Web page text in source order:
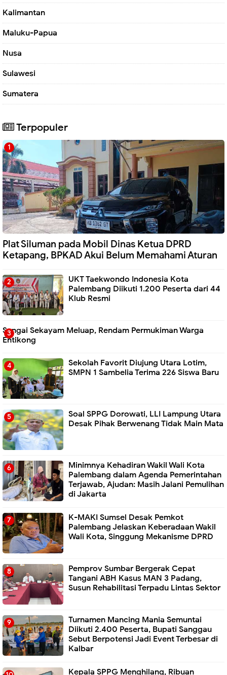
Kalimantan
Maluku-Papua
Nusa
Sulawesi
Sumatera
Terpopuler
Plat Siluman pada Mobil Dinas Ketua DPRD
Ketapang, BPKAD Akui Belum Memahami Aturan
UKT Taekwondo Indonesia Kota
Palembang Diikuti 1.200 Peserta dari 44
Klub Resmi
Sungai Sekayam Meluap, Rendam Permukiman Warga
Entikong
Sekolah Favorit Diujung Utara Lotim,
SMPN 1 Sambelia Terima 226 Siswa Baru ‎
Soal SPPG Dorowati, LLI Lampung Utara
Desak Pihak Berwenang Tidak Main Mata
Minimnya Kehadiran Wakil Wali Kota
Palembang dalam Agenda Pemerintahan
Terjawab, Ajudan: Masih Jalani Pemulihan
di Jakarta
K-MAKI Sumsel Desak Pemkot
Palembang Jelaskan Keberadaan Wakil
Wali Kota, Singgung Mekanisme DPRD
Pemprov Sumbar Bergerak Cepat
Tangani ABH Kasus MAN 3 Padang,
Susun Rehabilitasi Terpadu Lintas Sektor
Turnamen Mancing Mania Semuntai
Diikuti 2.400 Peserta, Bupati Sanggau
Sebut Berpotensi Jadi Event Terbesar di
Kalbar
Kepala SPPG Menghilang, Ribuan